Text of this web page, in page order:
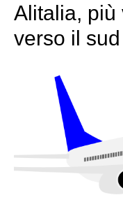
Alitalia, più
verso il sud